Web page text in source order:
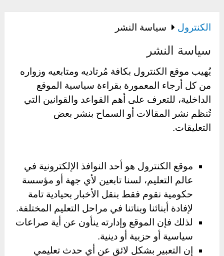
الكنترول سياسة النشر
سياسة النشر
يُهيب موقع الكنترول بكافة مُرتاديه ومتابعيه وزواره
من كل أرجاء المعمورة بقراءة سياسية الموقع
الداخلية، للتعرف على أهم القواعد والقوانين التي
تُنظم نشر المقالات أو السماح بنشر بعض
التعليقات.
موقع الكنترول هو أحد النوافذ الإلكترونية في
عالم التعليم، لسنا تابعين لأي جهة أو مؤسسة
حكومية نقوم فقط بنقل الأخبار بحيادية تامة
لإفادة أبنائنا وبناتنا في مراحل التعليم المختلفة.
لذلك فإن الموقع وإدارته ينأون عن أية صراعات
سياسية أو حزبية أو دينية.
إن التعبير بشكل لائق عن أي حدث تعليمي